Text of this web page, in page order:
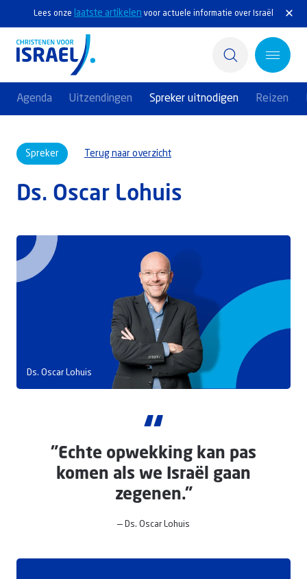
Lees onze laatste artikelen voor actuele informatie over Israël
Agenda Uitzendingen Spreker uitnodigen Reizen
Actief
Ontdek
Service & Contact
Doneer
Spreker Terug naar overzicht
Ds. Oscar Lohuis
Ds. Oscar Lohuis
“
"Echte opwekking kan pas
komen als we Israël gaan
zegenen."
— Ds. Oscar Lohuis